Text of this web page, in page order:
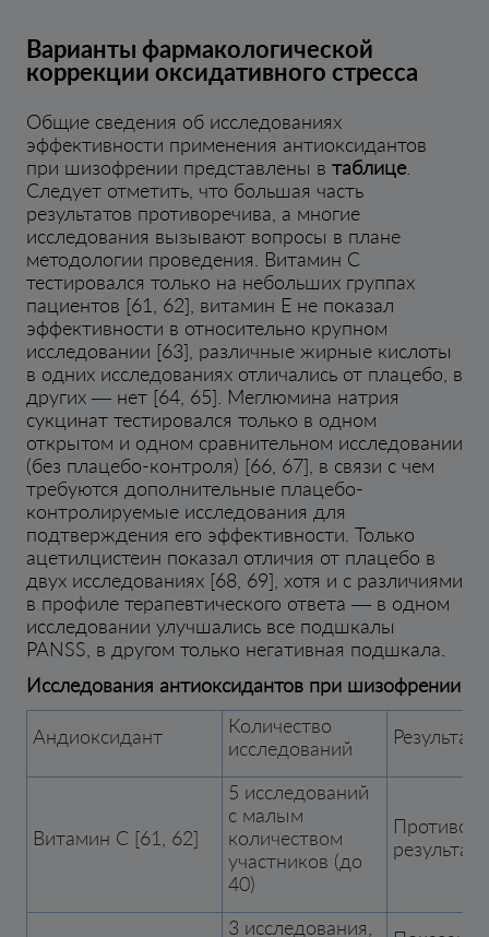
Варианты фармакологической
коррекции оксидативного стресса
Общие сведения об исследованиях
эффективности применения антиоксидантов
при шизофрении представлены в таблице.
Следует отметить, что большая часть
результатов противоречива, а многие
исследования вызывают вопросы в плане
методологии проведения. Витамин C
тестировался только на небольших группах
пациентов [61, 62], витамин E не показал
эффективности в относительно крупном
исследовании [63], различные жирные кислоты
в одних исследованиях отличались от плацебо, в
других — нет [64, 65]. Меглюмина натрия
сукцинат тестировался только в одном
открытом и одном сравнительном исследовании
(без плацебо-контроля) [66, 67], в связи с чем
требуются дополнительные плацебо-
контролируемые исследования для
подтверждения его эффективности. Только
ацетилцистеин показал отличия от плацебо в
двух исследованиях [68, 69], хотя и с различиями
в профиле терапевтического ответа — в одном
исследовании улучшались все подшкалы
PANSS, в другом только негативная подшкала.
Исследования антиоксидантов при шизофрении
Андиоксидант
Количество
исследований
Результат
Витамин C [61, 62]
5 исследований
с малым
количеством
участников (до
40)
3 исследования,